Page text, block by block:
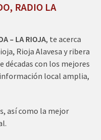
RADIO LA
– LA RIOJA, te acerca
Rioja Alavesa y ribera
décadas con los mejores
local amplia,
así como la mejor